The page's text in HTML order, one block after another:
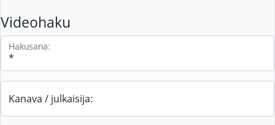
Videohaku
Hakusana:
Kanava / julkaisija: